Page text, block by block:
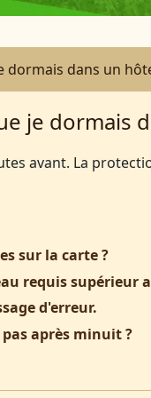
dormais dans un
je dormais
avant. La
sur la carte ?
requis supérieur
d'erreur.
après minuit ?